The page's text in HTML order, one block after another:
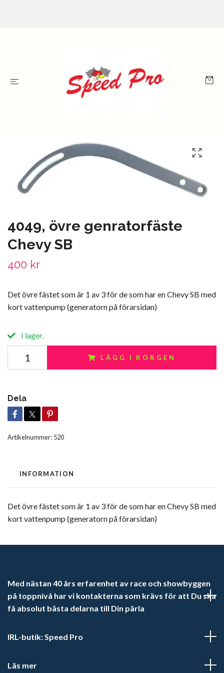
4049, övre genratorfäste
Chevy SB
400 kr
Det övre fästet som är 1 av 3 för de som har en Chevy SB med
kort vattenpump (generatorn på förarsidan)
I lager.
LÄGG I KORGEN
Dela
Artikelnummer: 520
INFORMATION
Det övre fästet som är 1 av 3 för de som har en Chevy SB med
kort vattenpump (generatorn på förarsidan)
Med nästan 40 års erfarenhet av race och showbyggen
på toppnivå har vi kontakterna som krävs för att Du ska
få absolut bästa delarna till Din pärla
IRL-butik: Speed Pro
Läs mer